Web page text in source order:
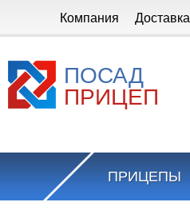
Компания Доставка
ПОСАД
ПРИЦЕП
ПРИЦЕПЫ